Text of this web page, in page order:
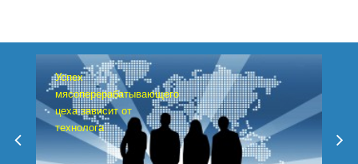
Успех
мясоперерабатывающего
цеха зависит от
технолога